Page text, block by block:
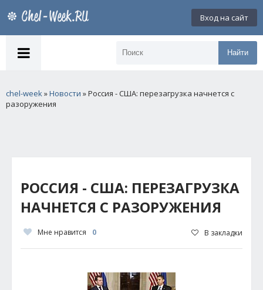
Вход на сайт
Найти
chel-week»Новости » Россия - США: перезагрузка начнется с
разоружения
РОССИЯ - США: ПЕРЕЗАГРУЗКА
НАЧНЕТСЯ С РАЗОРУЖЕНИЯ
Мне нравится 0 В закладки